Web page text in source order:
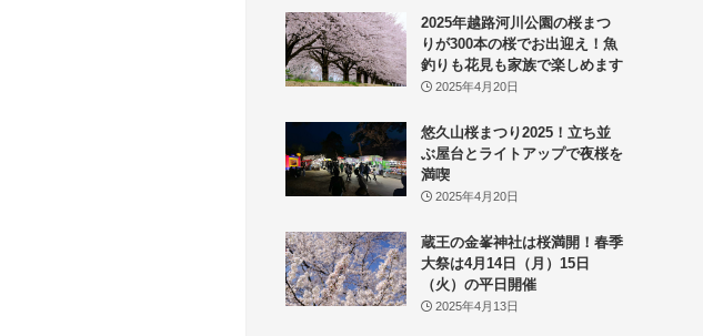
2025年越路河川公園の桜まつ
りが300本の桜でお出迎え！魚
釣りも花見も家族で楽しめます
2025年4月20日
悠久山桜まつり2025！立ち並
ぶ屋台とライトアップで夜桜を
満喫
2025年4月20日
蔵王の金峯神社は桜満開！春季
大祭は4月14日（月）15日
（火）の平日開催
2025年4月13日